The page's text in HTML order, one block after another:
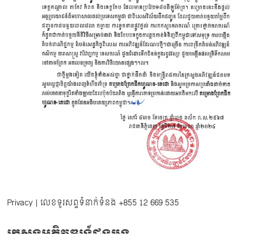
Privacy | លេខទូរសព្ទទំនាក់ទំនង +855 12 669 535